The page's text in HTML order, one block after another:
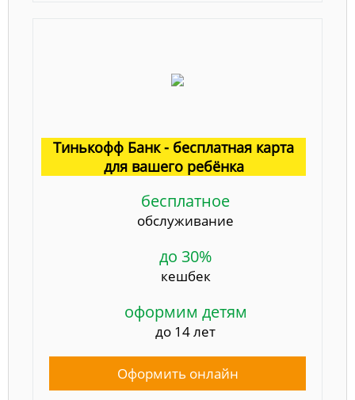
Тинькофф Банк - бесплатная карта
для вашего ребёнка
бесплатное
обслуживание
до 30%
кешбек
оформим детям
до 14 лет
Оформить онлайн